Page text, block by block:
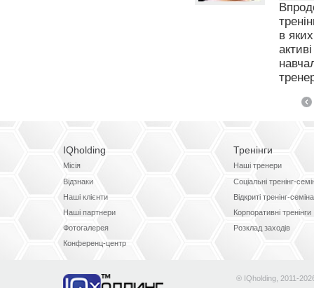
в
IQholding
Місія
Відзнаки
Наші клієнти
Наші партнери
Фотогалерея
Конференц-центр
Тренінги
Наші тренери
Соціальні тренінг-
Відкриті тренінг-
Корпоративні тренінги
Розклад заходів
® IQholding, 2011-